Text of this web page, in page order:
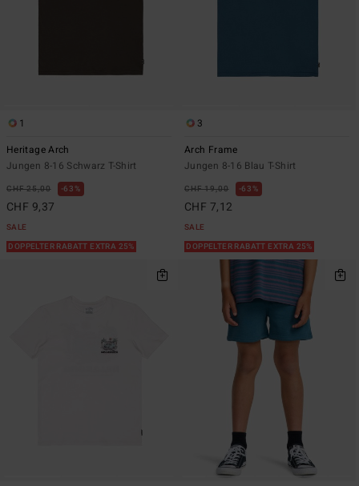
1
Heritage Arch
Jungen 8-16 Schwarz T-Shirt
CHF 25,00 63%
CHF 9,37
SALE
DOPPELTER RABATT EXTRA 25%
3
Arch Frame
Jungen 8-16 Blau T-Shirt
CHF 19,00 63%
CHF 7,12
SALE
DOPPELTER RABATT EXTRA 25%